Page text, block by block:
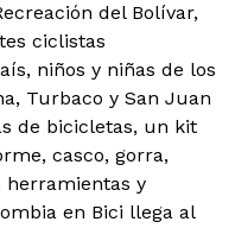
del Bolívar,
ciclistas
niños y niñas de los
Turbaco y San Juan
de bicicletas, un kit
casco, gorra,
herramientas y
en Bici llega al